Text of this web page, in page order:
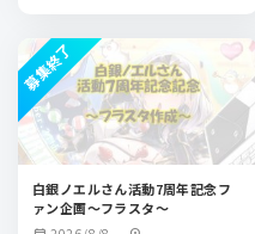
白銀ノエルさん活動7周年記念フ
ァン企画～フラスタ～
募集終了